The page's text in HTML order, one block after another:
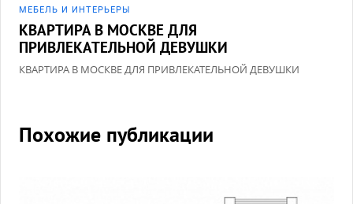
МЕБЕЛЬ И ИНТЕРЬЕРЫ
КВАРТИРА В МОСКВЕ ДЛЯ
ПРИВЛЕКАТЕЛЬНОЙ ДЕВУШКИ
КВАРТИРА В МОСКВЕ ДЛЯ ПРИВЛЕКАТЕЛЬНОЙ ДЕВУШКИ
Похожие публикации